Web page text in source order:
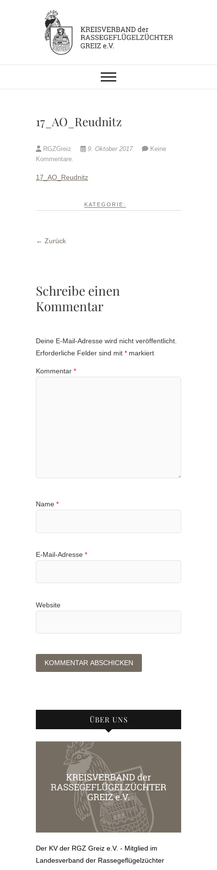
KV RGZ Greiz
17_AO_Reudnitz
RGZGreiz 9. Oktober 2017
Keine
Kommentare.
17_AO_Reudnitz
KATEGORIE:
← Zurück
Schreibe einen
Kommentar
Deine E-Mail-Adresse wird nicht veröffentlicht.
Erforderliche Felder sind mit * markiert
Kommentar *
Name *
E-Mail-Adresse *
Website
ÜBER UNS
Der KV der RGZ Greiz e.V. - Mitglied im
Landesverband der Rassegeflügelzüchter